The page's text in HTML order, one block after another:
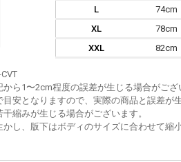
L
74cm
XL
78cm
XXL
82cm
ら1〜2cm程度の誤差が生じる場合がござ
安となりますので、実際の商品と誤差が
縮みが生じる場合がございます。
し、版下はボディのサイズに合わせて縮